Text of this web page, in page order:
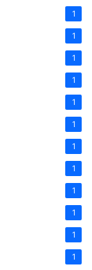
1
1
1
1
1
1
1
1
1
1
1
1